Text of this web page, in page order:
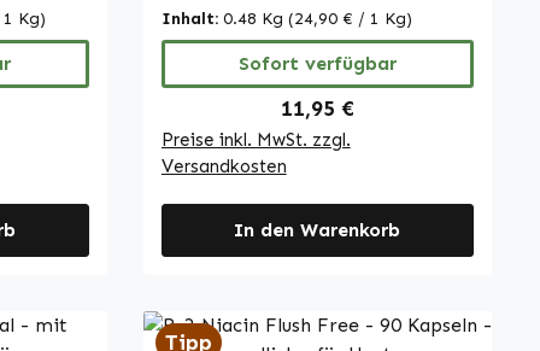
2000
einem
Die
Kg)
Withanolide umfasst. Dieses
pflanzliche Extrakt wird häufig in
der traditionellen Medizin
verwendet. Die Kapseln sind mit
mikrokristalliner Cellulose als
Füllstoff sowie
Hydroxypropylmethylcellulose für
die Kapselhülle ergänzt. Zudem
enthält das Produkt L-Leucin. Mit
dieses Produkt eine praktische
Möglichkeit, Ashwagandha in die
Inhalt: 0.48 Kg (24,90 € / 1 Kg)
Sofort verfügbar
Regulärer Preis:
11,95 €
Preise inkl. MwSt. zzgl.
Versandkosten
In den Warenkorb
Tipp